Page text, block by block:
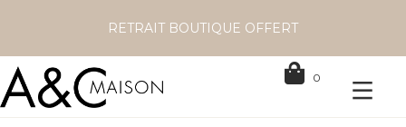
RETRAIT BOUTIQUE OFFERT
0